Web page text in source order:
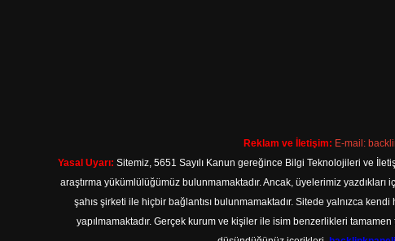
Reklam ve İletişim: E-mail:
Yasal Uyarı: Sitemiz, 5651 Sayılı Kanun gereğince Bilgi Teknolojileri ve
araştırma yükümlülüğümüz bulunmamaktadır. Ancak, üyelerimiz
şahıs şirketi ile hiçbir bağlantısı bulunmamaktadır. Sitede yalnızca
yapılmamaktadır. Gerçek kurum ve kişiler ile isim benzerlikleri